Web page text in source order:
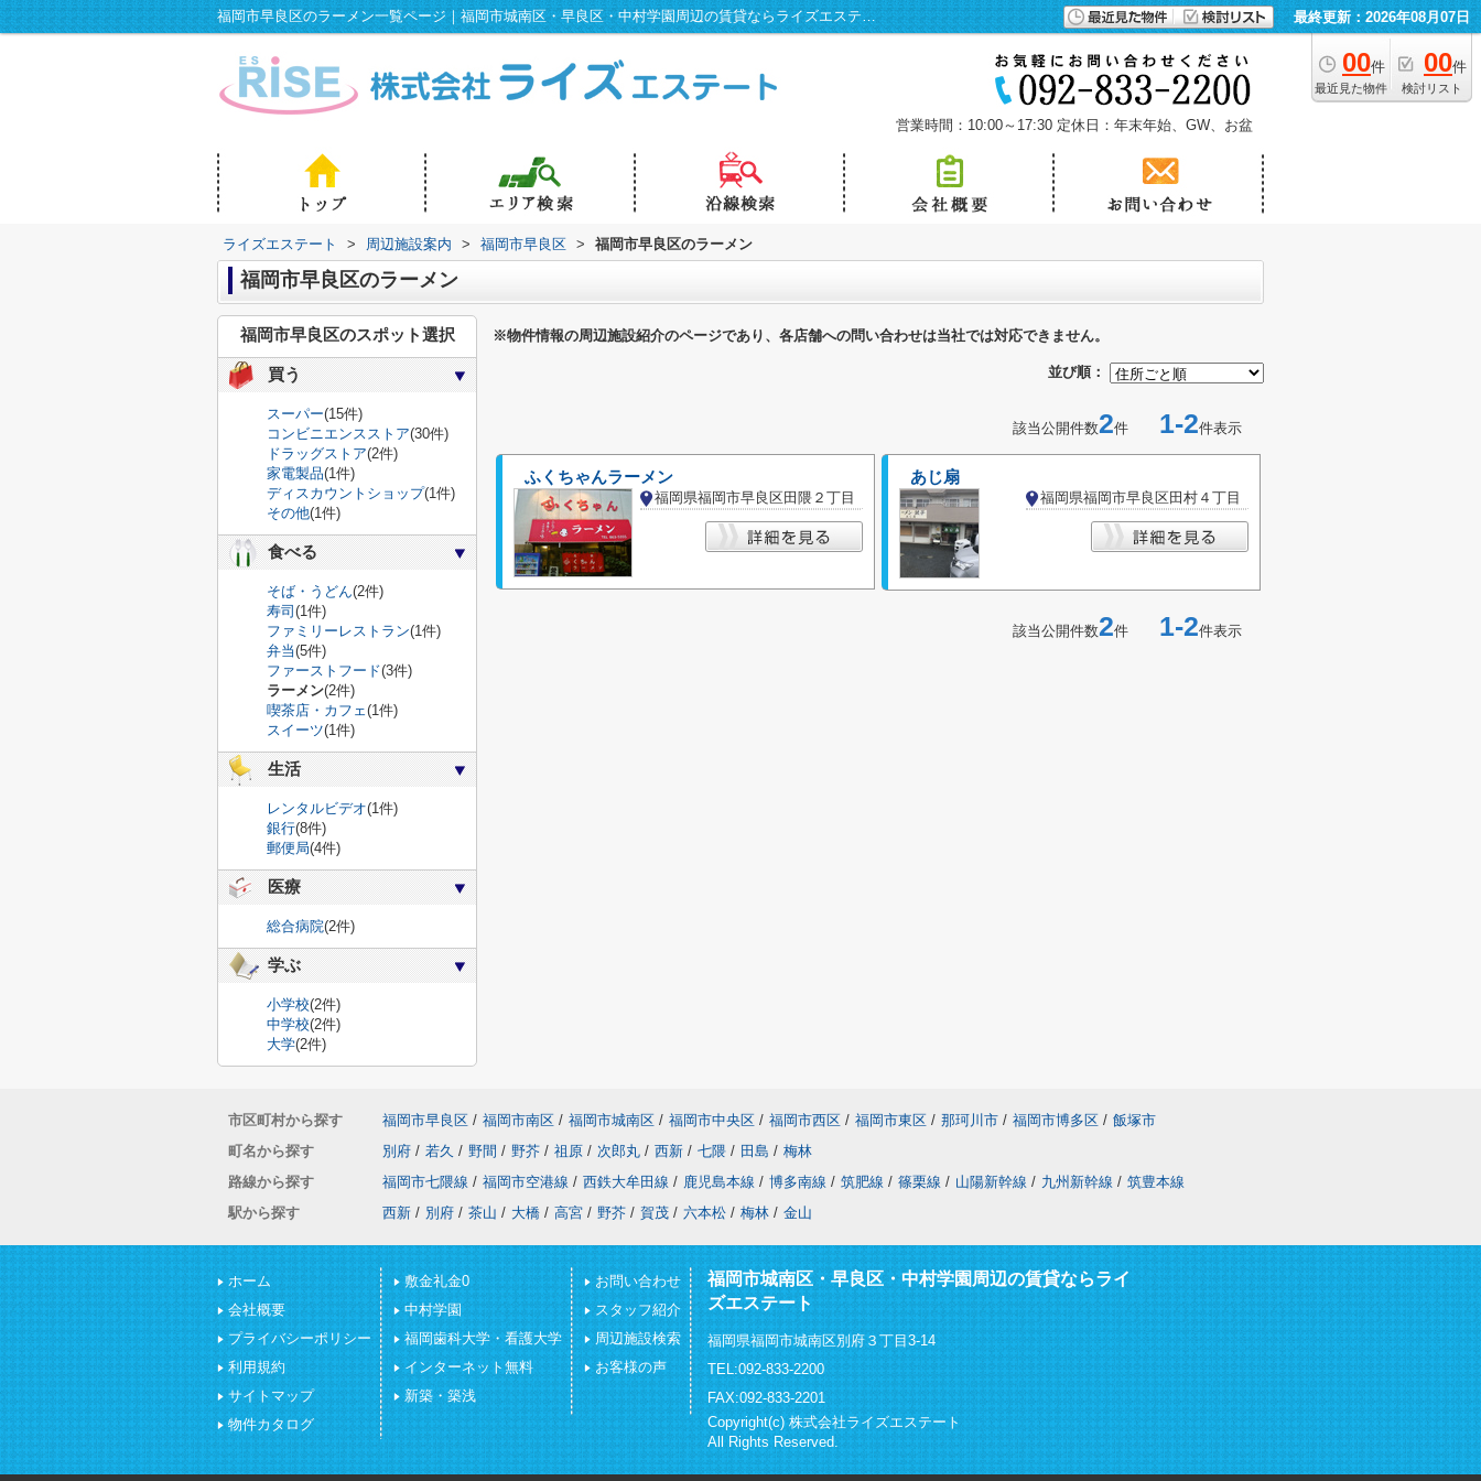
福岡市早良区のラーメン一覧ページ｜福岡市城南区・早良区・中村学園周辺の賃貸ならライズエステート 最終更新：2026年08月07日
00件
最近見た物件
00件
検討リスト
営業時間：10:00～17:30 定休日：年末年始、GW、お盆
ライズエステート > 周辺施設案内 > 福岡市早良区 > 福岡市早良区のラーメン
福岡市早良区のラーメン
※物件情報の周辺施設紹介のページであり、各店舗への問い合わせは当社では対応できません。
並び順：
該当公開件数2件 1-2件表示
ふくちゃんラーメン
福岡県福岡市早良区田隈２丁目
あじ扇
福岡県福岡市早良区田村４丁目
該当公開件数2件 1-2件表示
福岡市早良区のスポット選択
買う
スーパー(15件)
コンビニエンスストア(30件)
ドラッグストア(2件)
家電製品(1件)
ディスカウントショップ(1件)
その他(1件)
食べる
そば・うどん(2件)
寿司 (1件)
ファミリーレストラン(1件)
弁当(5件)
ファーストフード(3件)
ラーメン(2件)
喫茶店・カフェ(1件)
スイーツ(1件)
生活
レンタルビデオ(1件)
銀行(8件)
郵便局(4件)
医療
総合病院(2件)
学ぶ
小学校(2件)
中学校(2件)
大学(2件)
市区町村から探す 福岡市早良区 / 福岡市南区 / 福岡市城南区 / 福岡市中央区 / 福岡市西区 / 福岡市東区 / 那珂川市 / 福岡市博多区 / 飯塚市
町名から探す
別府 / 若久 / 野間 / 野芥 / 祖原 / 次郎丸 / 西新 / 七隈 / 田島 / 梅林
路線から探す
福岡市七隈線 / 福岡市空港線 / 西鉄大牟田線 / 鹿児島本線 / 博多南線 / 筑肥線 / 篠栗線 / 山陽新幹線 / 九州新幹線 / 筑豊本線
駅から探す
西新 / 別府 / 茶山 / 大橋 / 高宮 / 野芥 / 賀茂 / 六本松 / 梅林 / 金山
ホーム
会社概要
プライバシーポリシー
利用規約
サイトマップ
物件カタログ
敷金礼金0
中村学園
福岡歯科大学・看護大学
インターネット無料
新築・築浅
お問い合わせ
スタッフ紹介
周辺施設検索
お客様の声
福岡市城南区・早良区・中村学園周辺の賃貸ならライ
ズエステート
福岡県福岡市城南区別府３丁目3-14
TEL:092-833-2200
FAX:092-833-2201
Copyright(c) 株式会社ライズエステート
All Rights Reserved.